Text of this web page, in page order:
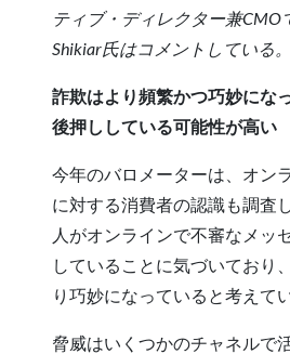
ティブ・ディレクター兼CMO
Shikiar氏はコメントしている。
詐欺はより頻繁かつ巧妙にな
後押ししている可能性が高い
今年のバロメーターは、オン
に対する消費者の認識も調査
人がオンラインで不審なメッ
していることに気づいており
り巧妙になっていると考えて
脅威はいくつかのチャネルで